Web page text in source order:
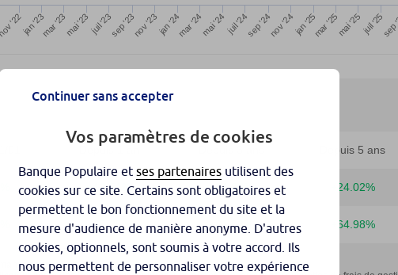
Continuer sans accepter
Vos paramètres de cookies
Banque Populaire et ses partenaires utilisent des
cookies sur ce site. Certains sont obligatoires et
permettent le bon fonctionnement du site et la
mesure d'audience de manière anonyme. D'autres
cookies, optionnels, sont soumis à votre accord. Ils
nous permettent de personnaliser votre expérience